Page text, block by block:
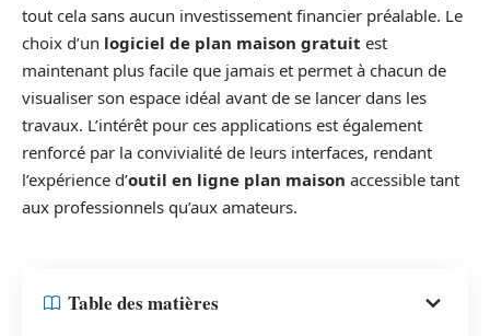
tout cela sans aucun investissement financier préalable. Le
choix d’un logiciel de plan maison gratuit est
maintenant plus facile que jamais et permet à chacun de
visualiser son espace idéal avant de se lancer dans les
travaux. L’intérêt pour ces applications est également
renforcé par la convivialité de leurs interfaces, rendant
l’expérience d’outil en ligne plan maison accessible tant
aux professionnels qu’aux amateurs.
Table des matières